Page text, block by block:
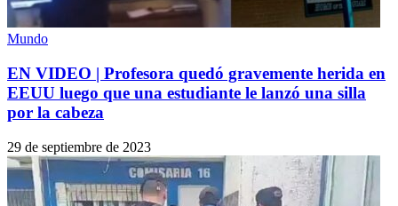
Mundo
EN VIDEO | Profesora quedó gravemente herida en
EEUU luego que una estudiante le lanzó una silla
por la cabeza
29 de septiembre de 2023